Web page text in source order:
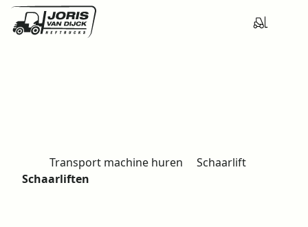
o
Transport machine huren
Schaarlift
Schaarliften